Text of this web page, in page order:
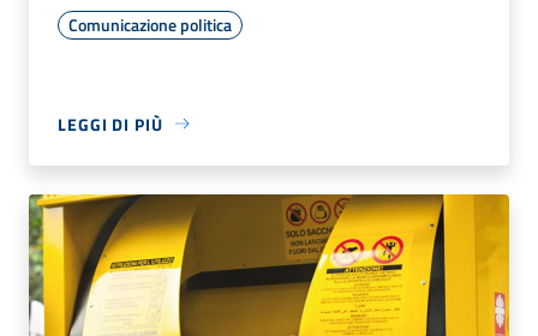
Comunicazione politica
LEGGI DI PIÙ